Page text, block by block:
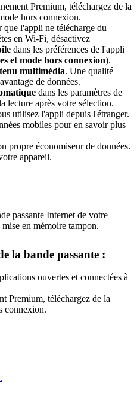
Premium, téléchargez de la
hors connexion.
que l'appli ne télécharge du
en Wi-Fi, désactivez
dans les préférences de l'appli
et mode hors connexion).
multimédia. Une qualité
de données.
dans les paramètres de
lecture après votre sélection.
utilisez l'appli depuis l'étranger.
mobiles pour en savoir plus
propre économiseur de données.
appareil.
passante Internet de votre
en mémoire tampon.
la bande passante :
ouvertes et connectées à
Premium, téléchargez de la
connexion.